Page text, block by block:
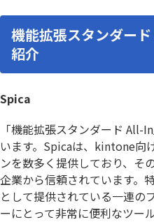
機能拡張スタンダー
紹介
Spica
「機能拡張スタンダード All-
います。Spicaは、kintone向
ンを数多く提供しており、そ
企業から信頼されています。
として提供されている一連
ーにとって非常に便利なツー